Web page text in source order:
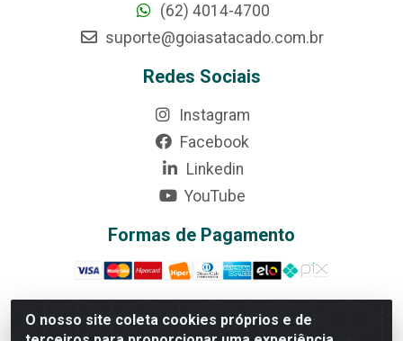
O nosso site coleta cookies próprios e de
(62) 4014-4700
suporte@goiasatacado.com.br
Redes Sociais
Instagram
Facebook
Linkedin
YouTube
Formas de Pagamento